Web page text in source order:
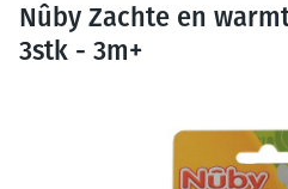
Nûby Zachte en
3stk - 3m+